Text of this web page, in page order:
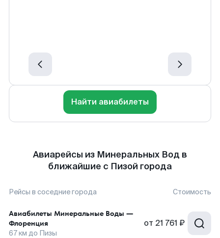
Найти авиабилеты
Авиарейсы из Минеральных Вод в
ближайшие с Пизой города
Рейсы в соседние города Стоимость
Авиабилеты Минеральные Воды —
Флоренция
67км до Пизы
от 21 761 ₽